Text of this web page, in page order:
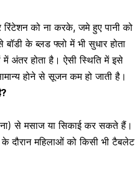
को ना करके, जमे हुए पानी को
के ब्लड फ्लो में भी सुधार होता
अंतर होता है। ऐसी स्थिति में इसे
होने से सूजन कम हो जाती है।
से मसाज या सिकाई कर सकते हैं।
दौरान महिलाओं को किसी भी टैबलेट